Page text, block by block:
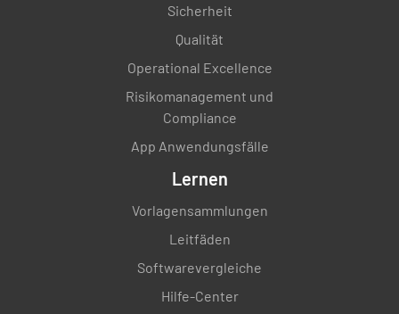
Sicherheit
Qualität
Operational Excellence
Risikomanagement und
Compliance
App Anwendungsfälle
Lernen
Vorlagensammlungen
Leitfäden
Softwarevergleiche
Hilfe-Center